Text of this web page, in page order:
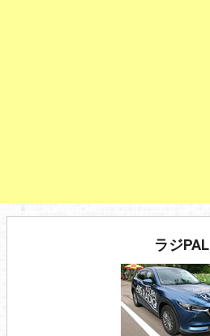
ラジPAL